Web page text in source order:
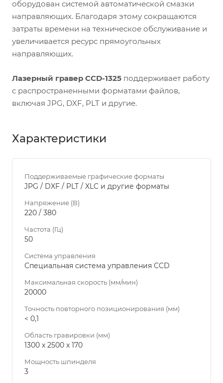
оборудован системой автоматической смазки
направляющих. Благодаря этому сокращаются
затраты времени на техническое обслуживание и
увеличивается ресурс прямоугольных
направляющих.
Лазерный гравер CCD-1325 поддерживает работу
с распространенными форматами файлов,
включая JPG, DXF, PLT и другие.
Характеристики
Поддерживаемые графические форматы
JPG / DXF / PLT / XLC и другие форматы
Напряжение (В)
220 / 380
Частота (Гц)
50
Система управления
Специальная система управления CCD
Максимальная скорость (мм/мин)
20000
Точность повторного позиционирования (мм)
< 0,1
Область гравировки (мм)
1300 х 2500 х 170
Мощность шпинделя
3